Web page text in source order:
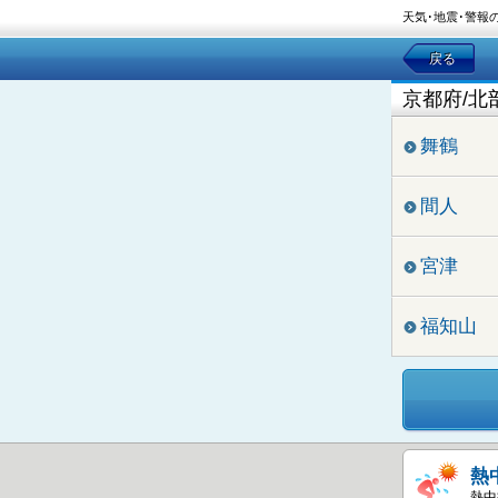
天気･地震･警報
戻る
京都府/北
舞鶴
間人
宮津
福知山
熱